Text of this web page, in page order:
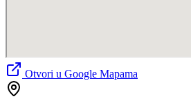
Otvori u Google Mapama